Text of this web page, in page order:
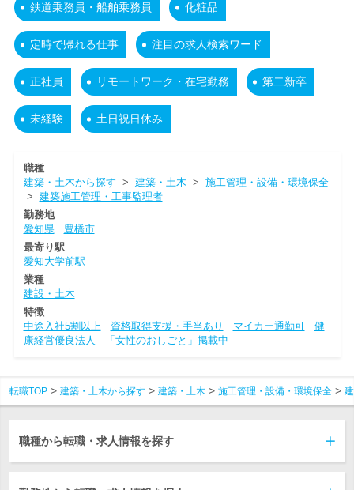
鉄道乗務員・船舶乗務員 化粧品
定時で帰れる仕事 注目の求人検索ワード
正社員 リモートワーク・在宅勤務 第二新卒
未経験 土日祝日休み
職種
建築・土木から探す > 建築・土木 > 施工管理・設備・環境保全
> 建築施工管理・工事監理者
勤務地
愛知県
豊橋市
最寄り駅
愛知大学前駅
業種
建設・土木
特徴
中途入社5割以上
資格取得支援・手当あり マイカー通勤可
健
康経営優良法人
「女性のおしごと」掲載中
転職TOP 建築・土木から探す 建築・土木 施工管理・設備・環境保全
職種から転職・求人情報を探す